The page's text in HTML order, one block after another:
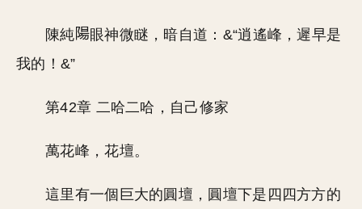
陳純
眼神微瞇，暗自道：&“逍遙峰，遲早是
我的！&”
第42章 二哈二哈，自己修家
萬花峰，花壇。
這里有一個巨大的圓壇，圓壇下是四四方方的